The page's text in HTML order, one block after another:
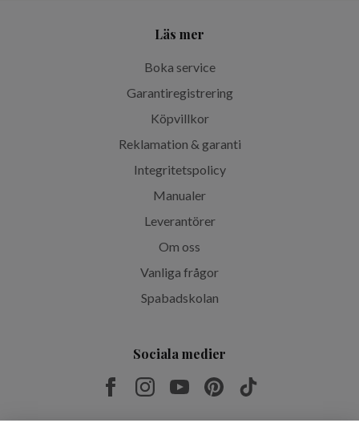
Läs mer
Boka service
Garantiregistrering
Köpvillkor
Reklamation & garanti
Integritetspolicy
Manualer
Leverantörer
Om oss
Vanliga frågor
Spabadskolan
Sociala medier